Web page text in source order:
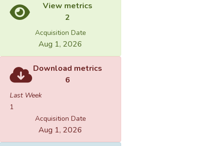
View metrics
2
Acquisition Date
Aug 1, 2026
Download metrics
6
Last Week
1
Acquisition Date
Aug 1, 2026